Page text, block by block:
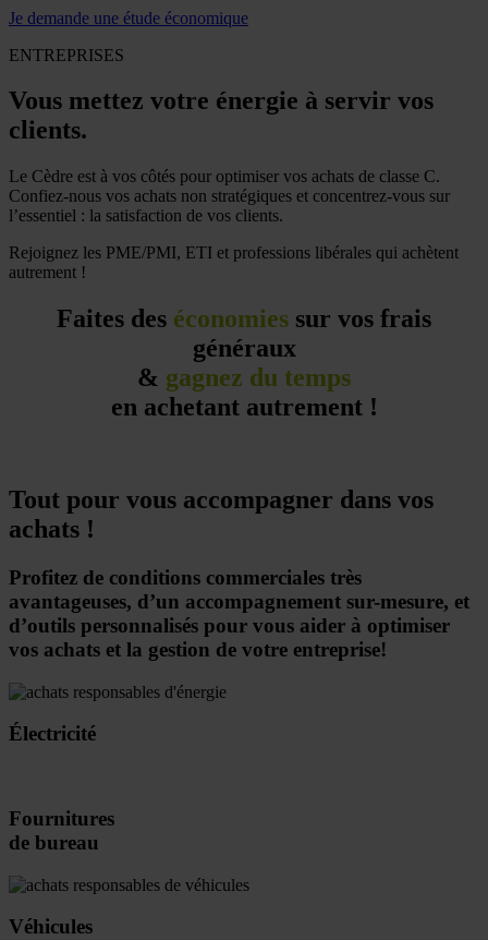
Je demande une étude économique
ENTREPRISES
Vous mettez votre énergie à servir vos
clients.
Le Cèdre est à vos côtés pour optimiser vos achats de classe C.
Confiez-nous vos achats non stratégiques et concentrez-vous sur
l’essentiel : la satisfaction de vos clients.
Rejoignez les PME/PMI, ETI et professions libérales qui achètent
autrement !
Faites des économies sur vos frais
généraux
& gagnez du temps
en achetant autrement !
Tout pour vous accompagner dans vos
achats !
Profitez de conditions commerciales très
avantageuses, d’un accompagnement sur-mesure, et
d’outils personnalisés pour vous aider à optimiser
vos achats et la gestion de votre entreprise!
Électricité
Fournitures
de bureau
Véhicules